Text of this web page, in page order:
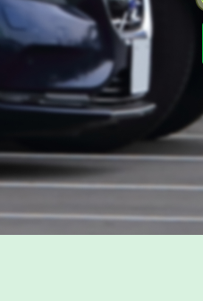
電話か出張か、高い
だから高
年式